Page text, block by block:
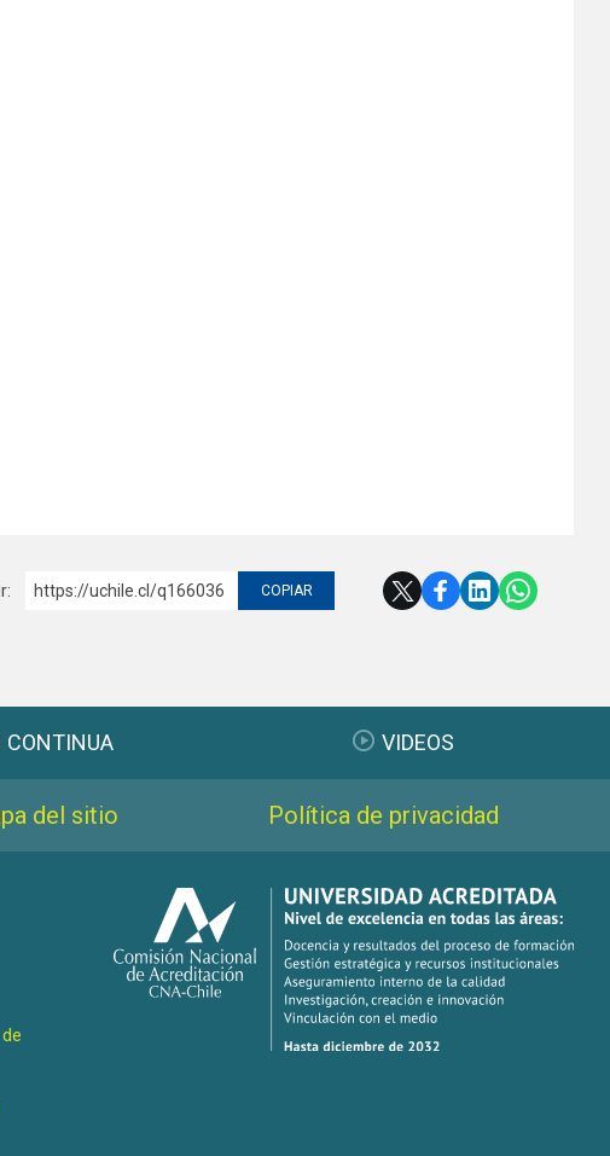
https://uchile.cl/q166036 COPIAR
CONTINUA VIDEOS
del sitio Política de privacidad